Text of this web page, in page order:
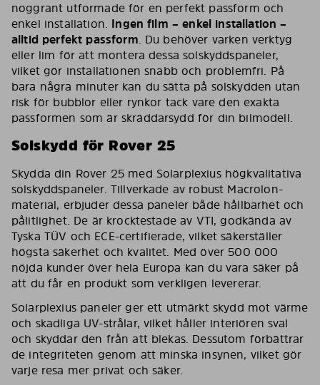
noggrant utformade för en perfekt passform och
enkel installation. Ingen film – enkel installation –
alltid perfekt passform. Du behöver varken verktyg
eller lim för att montera dessa solskyddspaneler,
vilket gör installationen snabb och problemfri. På
bara några minuter kan du sätta på solskydden utan
risk för bubblor eller rynkor tack vare den exakta
passformen som är skräddarsydd för din bilmodell.
Solskydd för Rover 25
Skydda din Rover 25 med Solarplexius högkvalitativa
solskyddspaneler. Tillverkade av robust Macrolon-
material, erbjuder dessa paneler både hållbarhet och
pålitlighet. De är krocktestade av VTI, godkända av
Tyska TÜV och ECE-certifierade, vilket säkerställer
högsta säkerhet och kvalitet. Med över 500 000
nöjda kunder över hela Europa kan du vara säker på
att du får en produkt som verkligen levererar.
Solarplexius paneler ger ett utmärkt skydd mot värme
och skadliga UV-strålar, vilket håller interiören sval
och skyddar den från att blekas. Dessutom förbättrar
de integriteten genom att minska insynen, vilket gör
varje resa mer privat och säker.